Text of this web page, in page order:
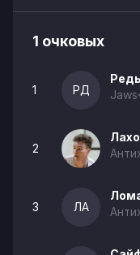
1 очковых
1 РД
2
3 ЛА